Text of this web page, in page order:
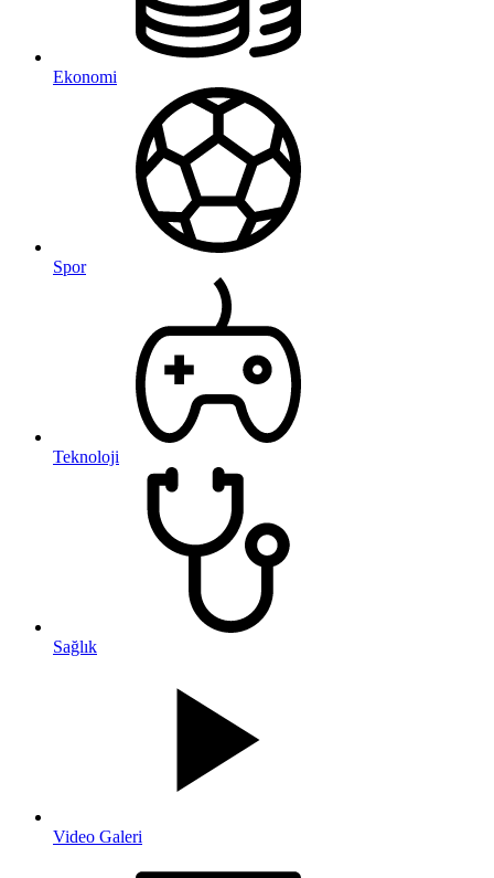
Ekonomi
Spor
Teknoloji
Sağlık
Video Galeri